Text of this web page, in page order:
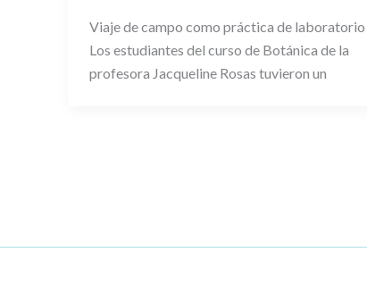
Viaje de campo como práctica de laboratorio
Los estudiantes del curso de Botánica de la
profesora Jacqueline Rosas tuvieron un